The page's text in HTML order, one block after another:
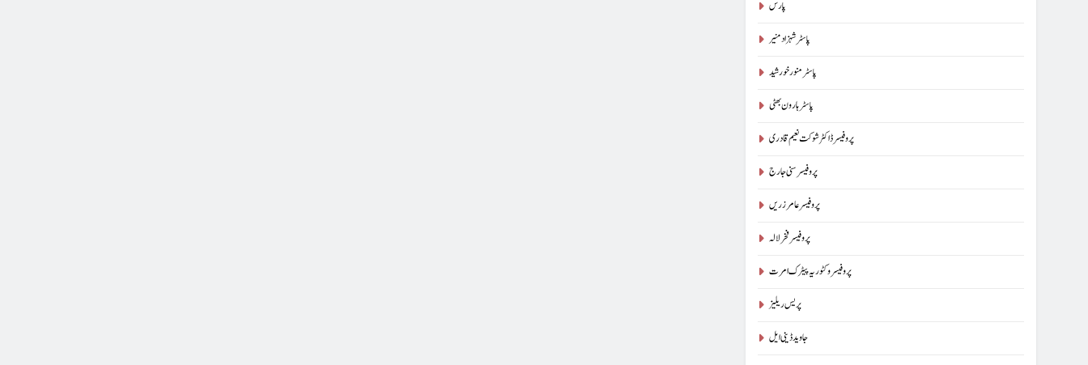
پارس
پاسٹر شہزاد منیر
پاسٹر منور خورشید
پاسٹر ہارون بھٹی
پروفیسر ڈاکٹر شوکت نعیم قادری
پروفیسر سنی جارج
پروفیسر عامر زریں
پروفیسر فخر لالہ
پروفیسر وکٹوریہ پیٹرک امرت
پریس ریلیز
جاوید ڈینی ایل